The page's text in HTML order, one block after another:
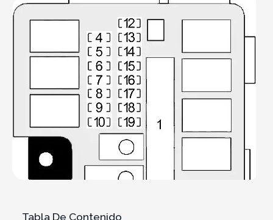
Tabla De Contenido